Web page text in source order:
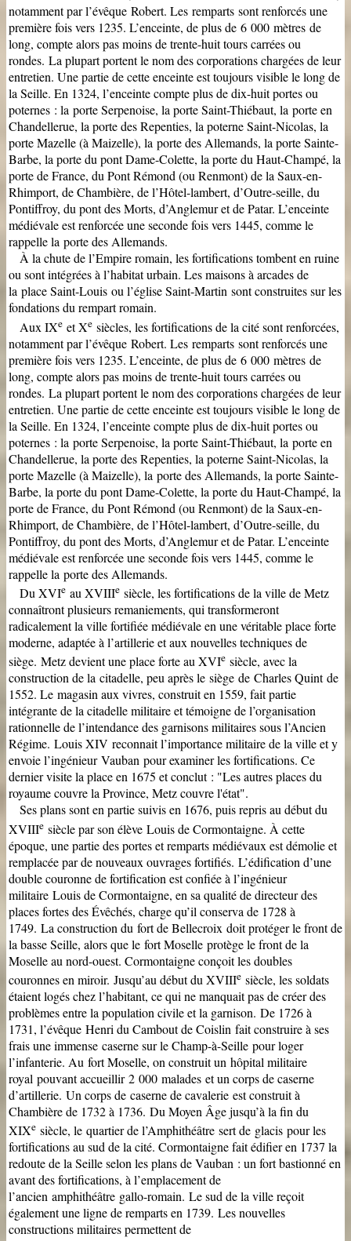
notamment par l’évêque Robert. Les remparts sont renforcés une
première fois vers 1235. L’enceinte, de plus de 6 000 mètres de
long, compte alors pas moins de trente-huit tours carrées ou
rondes. La plupart portent le nom des corporations chargées de leur
entretien. Une partie de cette enceinte est toujours visible le long de
la Seille. En 1324, l’enceinte compte plus de dix-huit portes ou
poternes : la porte Serpenoise, la porte Saint-Thiébaut, la porte en
Chandellerue, la porte des Repenties, la poterne Saint-Nicolas, la
porte Mazelle (à Maizelle), la porte des Allemands, la porte Sainte-
Barbe, la porte du pont Dame-Colette, la porte du Haut-Champé, la
porte de France, du Pont Rémond (ou Renmont) de la Saux-en-
Rhimport, de Chambière, de l’Hôtel-lambert, d’Outre-seille, du
Pontiffroy, du pont des Morts, d’Anglemur et de Patar. L’enceinte
médiévale est renforcée une seconde fois vers 1445, comme le
rappelle la porte des Allemands.
À la chute de l’Empire romain, les fortifications tombent en ruine
ou sont intégrées à l’habitat urbain. Les maisons à arcades de
la place Saint-Louis ou l’église Saint-Martin sont construites sur les
fondations du rempart romain.
Aux IXe et Xe siècles, les fortifications de la cité sont renforcées,
notamment par l’évêque Robert. Les remparts sont renforcés une
première fois vers 1235. L’enceinte, de plus de 6 000 mètres de
long, compte alors pas moins de trente-huit tours carrées ou
rondes. La plupart portent le nom des corporations chargées de leur
entretien. Une partie de cette enceinte est toujours visible le long de
la Seille. En 1324, l’enceinte compte plus de dix-huit portes ou
poternes : la porte Serpenoise, la porte Saint-Thiébaut, la porte en
Chandellerue, la porte des Repenties, la poterne Saint-Nicolas, la
porte Mazelle (à Maizelle), la porte des Allemands, la porte Sainte-
Barbe, la porte du pont Dame-Colette, la porte du Haut-Champé, la
porte de France, du Pont Rémond (ou Renmont) de la Saux-en-
Rhimport, de Chambière, de l’Hôtel-lambert, d’Outre-seille, du
Pontiffroy, du pont des Morts, d’Anglemur et de Patar. L’enceinte
médiévale est renforcée une seconde fois vers 1445, comme le
rappelle la porte des Allemands.
Du XVIe au XVIIIe siècle, les fortifications de la ville de Metz
connaîtront plusieurs remaniements, qui transformeront
radicalement la ville fortifiée médiévale en une véritable place forte
moderne, adaptée à l’artillerie et aux nouvelles techniques de
siège. Metz devient une place forte au XVIe siècle, avec la
construction de la citadelle, peu après le siège de Charles Quint de
1552. Le magasin aux vivres, construit en 1559, fait partie
intégrante de la citadelle militaire et témoigne de l’organisation
rationnelle de l’intendance des garnisons militaires sous l’Ancien
Régime. Louis XIV reconnait l’importance militaire de la ville et y
envoie l’ingénieur Vauban pour examiner les fortifications. Ce
dernier visite la place en 1675 et conclut : "Les autres places du
royaume couvre la Province, Metz couvre l'état".
Ses plans sont en partie suivis en 1676, puis repris au début du
XVIIIe siècle par son élève Louis de Cormontaigne. À cette
époque, une partie des portes et remparts médiévaux est démolie et
remplacée par de nouveaux ouvrages fortifiés. L’édification d’une
double couronne de fortification est confiée à l’ingénieur
militaire Louis de Cormontaigne, en sa qualité de directeur des
places fortes des Évêchés, charge qu’il conserva de 1728 à
1749. La construction du fortde Bellecroix doit protéger le front de
la basse Seille, alors que le fort Moselle protège le front de la
Moselle au nord-ouest. Cormontaigne conçoit les doubles
couronnes en miroir. Jusqu’au début du XVIIIe siècle, les soldats
étaient logés chez l’habitant, ce qui ne manquait pas de créer des
problèmes entre la population civile et la garnison. De 1726 à
1731, l’évêque Henri du Cambout de Coislin fait construire à ses
frais une immense caserne sur le Champ-à-Seille pour loger
l’infanterie. Au fort Moselle, on construit un hôpital militaire
royal pouvant accueillir 2 000 malades et un corps de caserne
d’artillerie. Un corps de caserne de cavalerie est construit à
Chambière de 1732 à 1736. Du Moyen Âge jusqu’à la fin du
XIXe siècle, le quartier de l’Amphithéâtre sert de glacis pour les
fortifications au sud de la cité. Cormontaigne fait édifier en 1737 la
redoute de la Seille selon les plans de Vauban : un fort bastionné en
avant des fortifications, à l’emplacement de
l’ancien amphithéâtre gallo-romain. Le sud de la ville reçoit
également une ligne de remparts en 1739. Les nouvelles
constructions militaires permettent de